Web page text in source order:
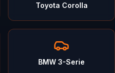
Toyota Corolla
BMW 3-Serie